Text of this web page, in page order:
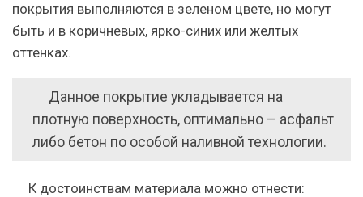
покрытия выполняются в зеленом цвете, но могут
быть и в коричневых, ярко-синих или желтых
оттенках.
Данное покрытие укладывается на
плотную поверхность, оптимально – асфальт
либо бетон по особой наливной технологии.
К достоинствам материала можно отнести: